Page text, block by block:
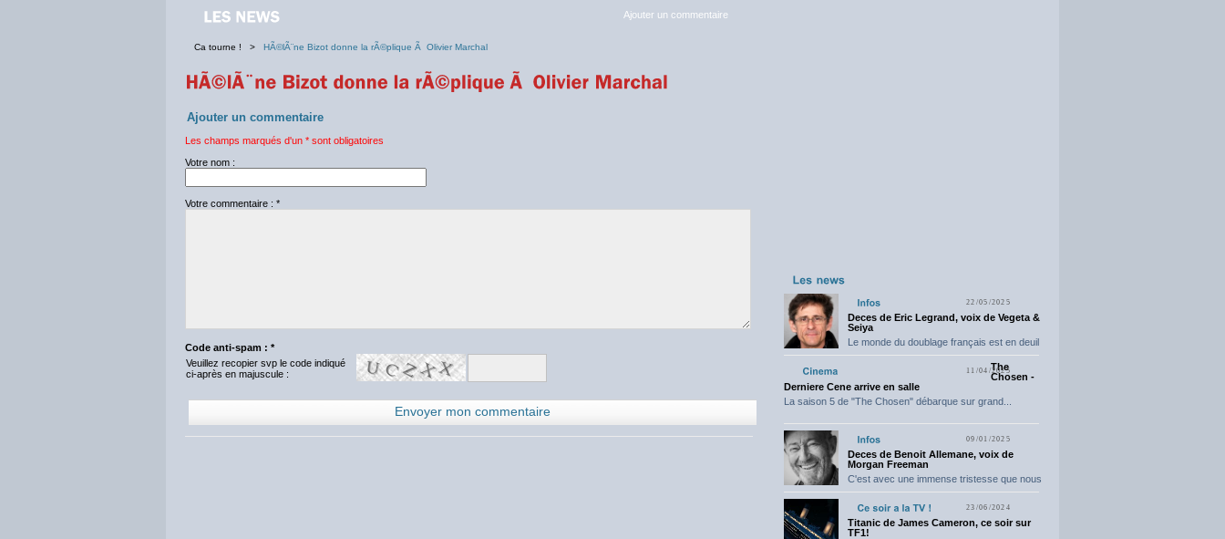
Ajouter un commentaire
Ca tourne ! > HÃ©lÃ¨ne Bizot donne la rÃ©plique Ã Olivier Marchal
Ajouter un commentaire
Les champs marqués d'un * sont obligatoires
Votre nom :
Votre commentaire : *
Code anti-spam : *
Veuillez recopier svp le code indiqué
ci-après en majuscule :
22/05/2025
Deces de Eric Legrand, voix de Vegeta &
Seiya
Le monde du doublage français est en deuil
11/04/2025
The
Chosen -
Derniere Cene arrive en salle
La saison 5 de "The Chosen" débarque sur grand...
09/01/2025
Deces de Benoit Allemane, voix de
Morgan Freeman
C'est avec une immense tristesse que nous
23/06/2024
Titanic de James Cameron, ce soir sur
TF1!